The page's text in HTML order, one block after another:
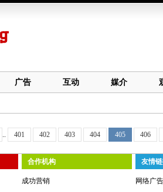
广告 互动 媒介
.. 401 402 403 404 405 406
合作机构
成功营销
友情
网络广